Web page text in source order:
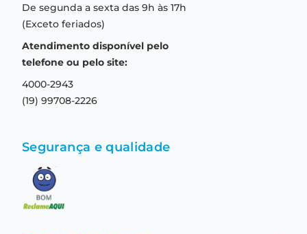
Formas de pagamento
Aviso de privacidade
Termos e condições de uso
Troca e devolução
Central de relacionamento
De segunda a sexta das 9h às 17h
(Exceto feriados)
Atendimento disponível pelo
telefone ou pelo site:
4000-2943
(19) 99708-2226
Segurança e qualidade